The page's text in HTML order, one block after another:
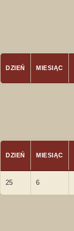
DZIEŃ MIESIĄC
DZIEŃ MIESIĄC
25 6